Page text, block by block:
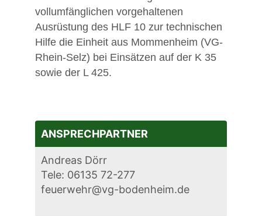
vollumfänglichen vorgehaltenen
Ausrüstung des HLF 10 zur technischen
Hilfe die Einheit aus Mommenheim (VG-
Rhein-Selz) bei Einsätzen auf der K 35
sowie der L 425.
ANSPRECHPARTNER
Andreas Dörr
Tele: 06135 72-277
feuerwehr@vg-bodenheim.de